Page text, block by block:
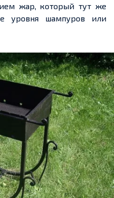
жар, который тут же
уровня шампуров или